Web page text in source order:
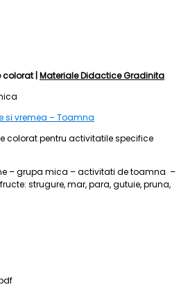
| Materiale Didactice Gradinita
si vremea – Toamna
colorat pentru activitatile specifice
– grupa mica – activitati de toamna –
strugure, mar, para, gutuie, pruna,